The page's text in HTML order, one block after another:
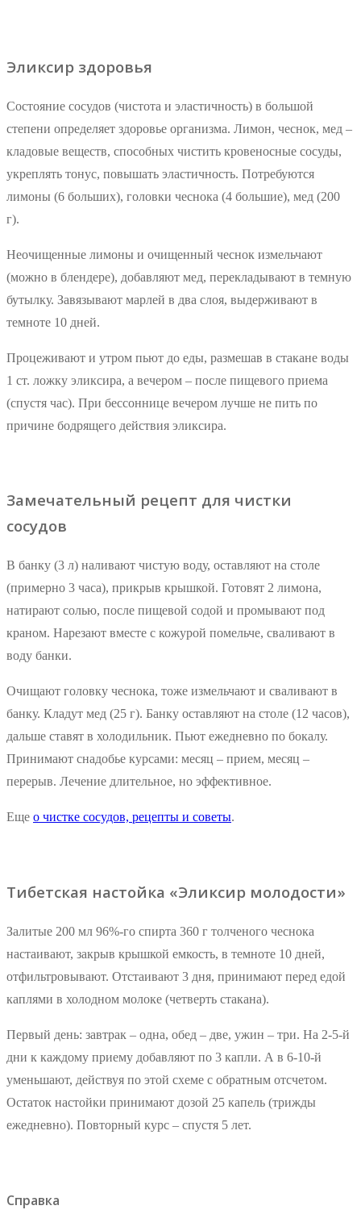
Эликсир здоровья
Состояние сосудов (чистота и эластичность) в большой
степени определяет здоровье организма. Лимон, чеснок, мед –
кладовые веществ, способных чистить кровеносные сосуды,
укреплять тонус, повышать эластичность. Потребуются
лимоны (6 больших), головки чеснока (4 большие), мед (200
г).
Неочищенные лимоны и очищенный чеснок измельчают
(можно в блендере), добавляют мед, перекладывают в темную
бутылку. Завязывают марлей в два слоя, выдерживают в
темноте 10 дней.
Процеживают и утром пьют до еды, размешав в стакане воды
1 ст. ложку эликсира, а вечером – после пищевого приема
(спустя час). При бессоннице вечером лучше не пить по
причине бодрящего действия эликсира.
Замечательный рецепт для чистки
сосудов
В банку (3 л) наливают чистую воду, оставляют на столе
(примерно 3 часа), прикрыв крышкой. Готовят 2 лимона,
натирают солью, после пищевой содой и промывают под
краном. Нарезают вместе с кожурой помельче, сваливают в
воду банки.
Очищают головку чеснока, тоже измельчают и сваливают в
банку. Кладут мед (25 г). Банку оставляют на столе (12 часов),
дальше ставят в холодильник. Пьют ежедневно по бокалу.
Принимают снадобье курсами: месяц – прием, месяц –
перерыв. Лечение длительное, но эффективное.
Еще о чистке сосудов, рецепты и советы.
Тибетская настойка «Эликсир молодости»
Залитые 200 мл 96%-го спирта 360 г толченого чеснока
настаивают, закрыв крышкой емкость, в темноте 10 дней,
отфильтровывают. Отстаивают 3 дня, принимают перед едой
каплями в холодном молоке (четверть стакана).
Первый день: завтрак – одна, обед – две, ужин – три. На 2-5-й
дни к каждому приему добавляют по 3 капли. А в 6-10-й
уменьшают, действуя по этой схеме с обратным отсчетом.
Остаток настойки принимают дозой 25 капель (трижды
ежедневно). Повторный курс – спустя 5 лет.
Справка